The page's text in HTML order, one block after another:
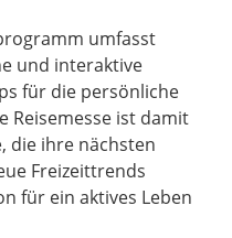
umfasst
und interaktive
für die persönliche
Reisemesse ist damit
die ihre nächsten
Freizeittrends
für ein aktives Leben